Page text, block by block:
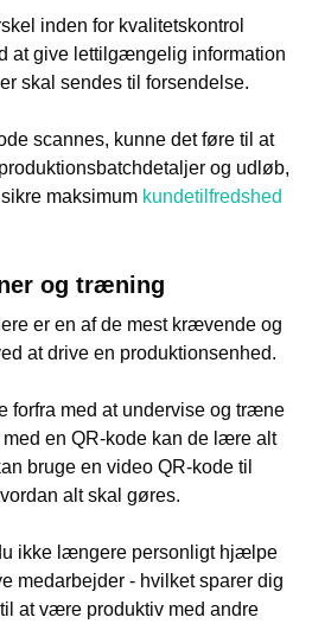
inden for kvalitetskontrol
at give lettilgængelig information
skal sendes til forsendelse.
scannes, kunne det føre til at
og udløb,
maksimum kundetilfredshed
og træning
er en af de mest krævende og
at drive en produktionsenhed.
forfra med at undervise og træne
en QR-kode kan de lære alt
bruge en video QR-kode til
alt skal gøres.
ikke længere personligt hjælpe
medarbejder - hvilket sparer dig
at være produktiv med andre